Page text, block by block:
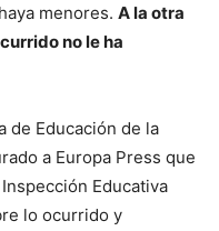
menores. A la otra
no le ha
de Educación de la
a Europa Press que
Educativa
lo ocurrido y